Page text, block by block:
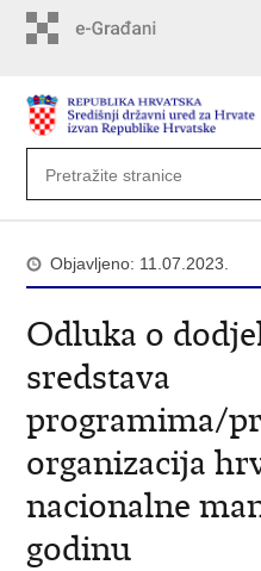
Objavljeno: 11.07.2023.
Odluka o
sredstava
programima/
organizacija
nacionalne
godinu